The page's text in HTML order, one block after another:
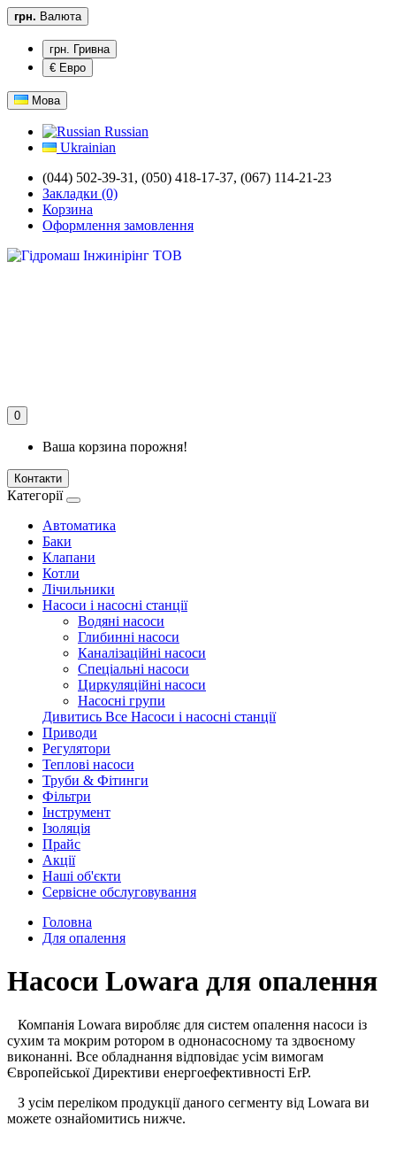
грн. Валюта
грн. Гривна
€ Евро
Мова
Russian
Ukrainian
(044) 502-39-31, (050) 418-17-37, (067) 114-21-23
Закладки (0)
Корзина
Оформлення замовлення
0
Ваша корзина порожня!
Контакти
Категорії
Автоматика
Баки
Клапани
Котли
Лічильники
Насоси і насосні станції
Водяні насоси
Глибинні насоси
Каналізаційні насоси
Спеціальні насоси
Циркуляційні насоси
Насосні групи
Дивитись Все Насоси і насосні станції
Приводи
Регулятори
Теплові насоси
Труби & Фітинги
Фільтри
Інструмент
Ізоляція
Прайс
Акції
Наші об'єкти
Сервісне обслуговування
Головна
Для опалення
Насоси Lowara для опалення
Компанія Lowara виробляє для систем опалення насоси із
сухим та мокрим ротором в однонасосному та здвоєному
виконанні. Все обладнання відповідає усім вимогам
Європейської Директиви енергоефективності ErP.
З усім переліком продукції даного сегменту від Lowara ви
можете ознайомитись нижче.